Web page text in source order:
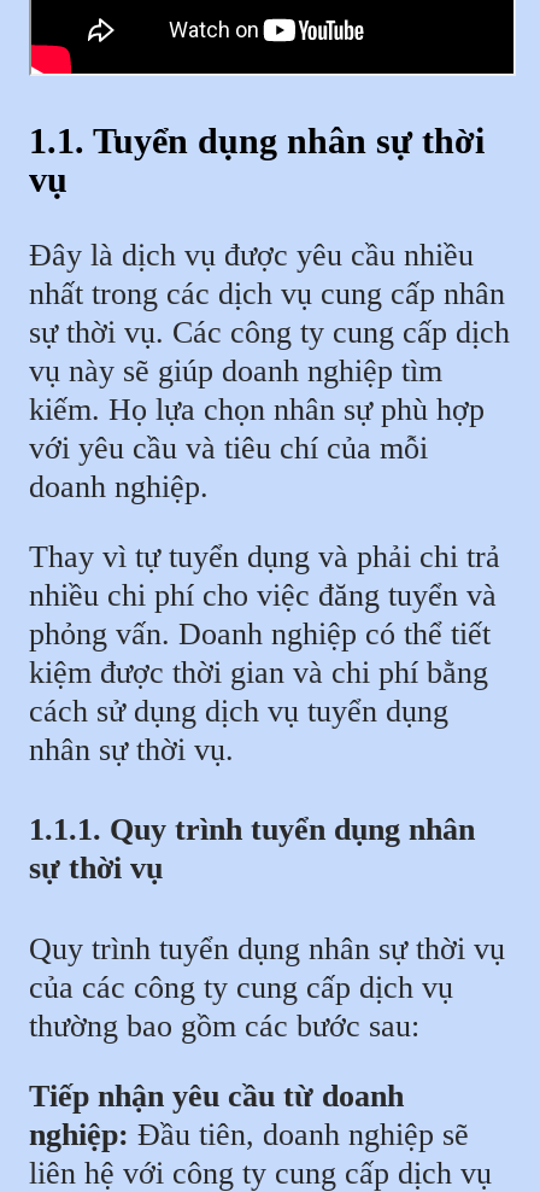
1.1. Tuyển dụng nhân sự thời
vụ
Đây là dịch vụ được yêu cầu nhiều
nhất trong các dịch vụ cung cấp nhân
sự thời vụ. Các công ty cung cấp dịch
vụ này sẽ giúp doanh nghiệp tìm
kiếm. Họ lựa chọn nhân sự phù hợp
với yêu cầu và tiêu chí của mỗi
doanh nghiệp.
Thay vì tự tuyển dụng và phải chi trả
nhiều chi phí cho việc đăng tuyển và
phỏng vấn. Doanh nghiệp có thể tiết
kiệm được thời gian và chi phí bằng
cách sử dụng dịch vụ tuyển dụng
nhân sự thời vụ.
1.1.1. Quy trình tuyển dụng nhân
sự thời vụ
Quy trình tuyển dụng nhân sự thời vụ
của các công ty cung cấp dịch vụ
thường bao gồm các bước sau:
Tiếp nhận yêu cầu từ doanh
nghiệp: Đầu tiên, doanh nghiệp sẽ
liên hệ với công ty cung cấp dịch vụ